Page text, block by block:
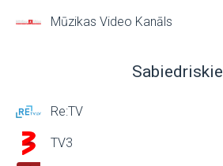
Mūzikas Video Kanāls
Sabiedriskie
Re:TV
TV3